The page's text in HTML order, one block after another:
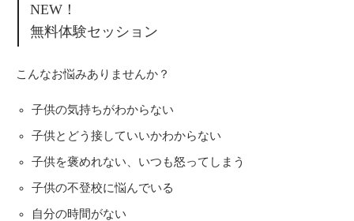
NEW！
無料体験セッション
こんなお悩みありませんか？
子供の気持ちがわからない
子供とどう接していいかわからない
子供を褒めれない、いつも怒ってしまう
子供の不登校に悩んでいる
自分の時間がない